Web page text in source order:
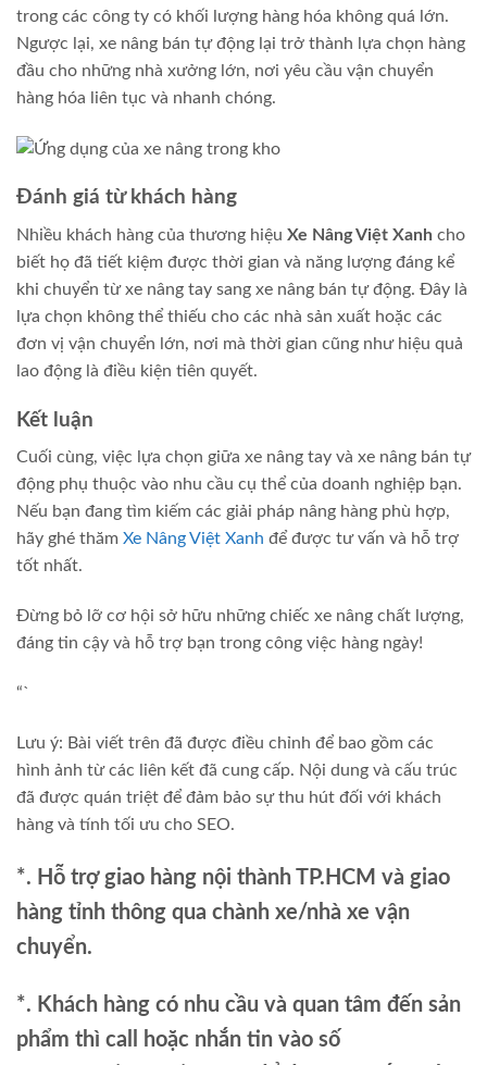
trong các công ty có khối lượng hàng hóa không quá lớn.
Ngược lại, xe nâng bán tự động lại trở thành lựa chọn hàng
đầu cho những nhà xưởng lớn, nơi yêu cầu vận chuyển
hàng hóa liên tục và nhanh chóng.
Đánh giá từ khách hàng
Nhiều khách hàng của thương hiệu Xe Nâng Việt Xanh cho
biết họ đã tiết kiệm được thời gian và năng lượng đáng kể
khi chuyển từ xe nâng tay sang xe nâng bán tự động. Đây là
lựa chọn không thể thiếu cho các nhà sản xuất hoặc các
đơn vị vận chuyển lớn, nơi mà thời gian cũng như hiệu quả
lao động là điều kiện tiên quyết.
Kết luận
Cuối cùng, việc lựa chọn giữa xe nâng tay và xe nâng bán tự
động phụ thuộc vào nhu cầu cụ thể của doanh nghiệp bạn.
Nếu bạn đang tìm kiếm các giải pháp nâng hàng phù hợp,
hãy ghé thăm Xe Nâng Việt Xanh để được tư vấn và hỗ trợ
tốt nhất.
Đừng bỏ lỡ cơ hội sở hữu những chiếc xe nâng chất lượng,
đáng tin cậy và hỗ trợ bạn trong công việc hàng ngày!
“`
Lưu ý: Bài viết trên đã được điều chỉnh để bao gồm các
hình ảnh từ các liên kết đã cung cấp. Nội dung và cấu trúc
đã được quán triệt để đảm bảo sự thu hút đối với khách
hàng và tính tối ưu cho SEO.
*. Hỗ trợ giao hàng nội thành TP.HCM và giao
hàng tỉnh thông qua chành xe/nhà xe vận
chuyển.
*. Khách hàng có nhu cầu và quan tâm đến sản
phẩm thì call hoặc nhắn tin vào số